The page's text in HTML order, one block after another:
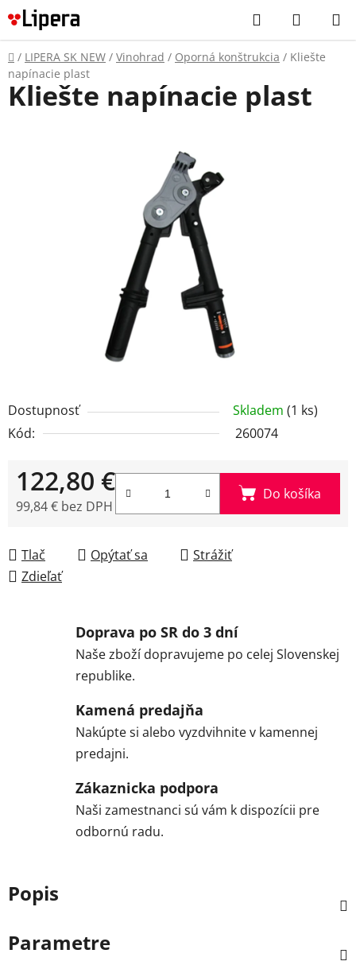
Prejsť
na
obsah
Hľadať
KOŠÍK
Domov
/ LIPERA SK NEW / Vinohrad / Oporná konštrukcia / Kliešte
napínacie plast
Dostupnosť Skladem (1 ks)
Kód:
260074
122,80 €
99,84 € bez DPH
Do košíka
Tlač Opýtať sa
Strážiť
Zdieľať
Kliešte napínacie plast
Doprava po SR do 3 dní
Naše zboží dopravujeme po celej Slovenskej
republike.
Kamená predajňa
Nakúpte si alebo vyzdvihnite v kamennej
predajni.
Zákaznicka podpora
Naši zamestnanci sú vám k dispozícii pre
odbornú radu.
Popis
Parametre